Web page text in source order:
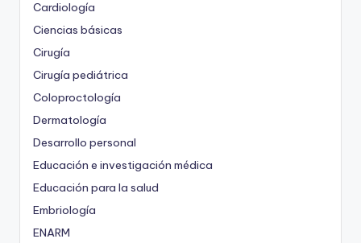
Cardiología
Ciencias básicas
Cirugía
Cirugía pediátrica
Coloproctología
Dermatología
Desarrollo personal
Educación e investigación médica
Educación para la salud
Embriología
ENARM